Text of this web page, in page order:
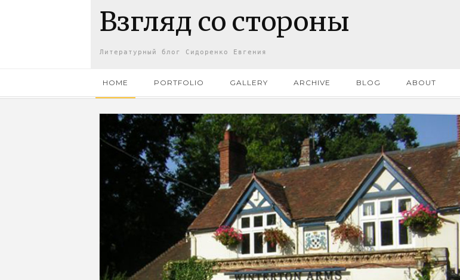
Взгляд со стороны
Литературный блог Сидоренко Евгения
HOME PORTFOLIO GALLERY ARCHIVE BLOG ABOUT